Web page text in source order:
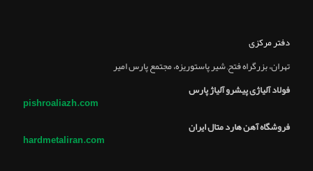
دفتر مرکزی
تهران، بزرگراه فتح, شير پاستوريزه، مجتمع پارس امير
فولاد آلیاژی پیشرو آلیاژ پارس
pishroaliazh.com
فروشگاه آهن هارد متال ایران
hardmetaliran.com